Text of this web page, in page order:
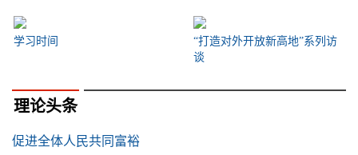
学习时间
“打造对外开放新高地”系列访
谈
理论头条
促进全体人民共同富裕